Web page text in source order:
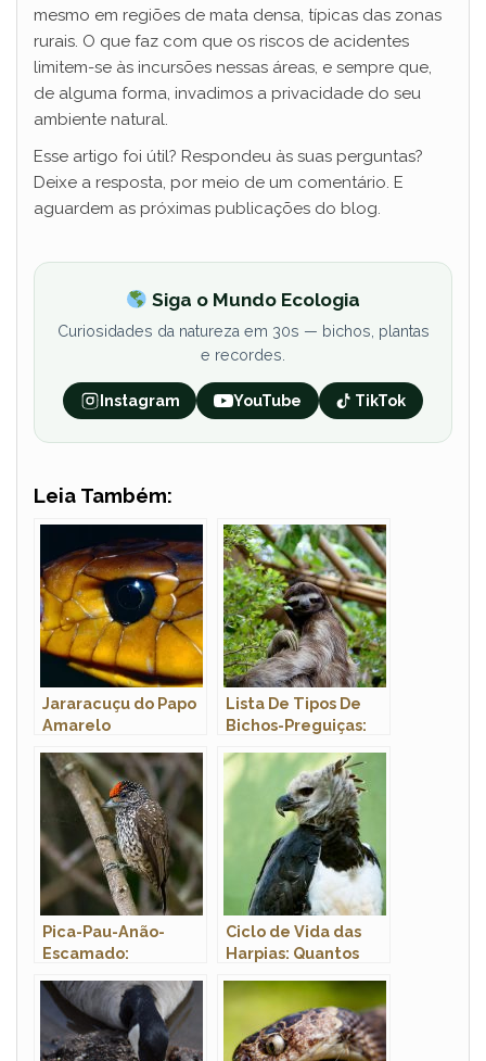
mesmo em regiões de mata densa, típicas das zonas
rurais. O que faz com que os riscos de acidentes
limitem-se às incursões nessas áreas, e sempre que,
de alguma forma, invadimos a privacidade do seu
ambiente natural.
Esse artigo foi útil? Respondeu às suas perguntas?
Deixe a resposta, por meio de um comentário. E
aguardem as próximas publicações do blog.
Siga o Mundo Ecologia
Curiosidades da natureza em 30s — bichos, plantas
e recordes.
Instagram YouTube TikTok
Leia Também:
Jararacuçu do Papo
Amarelo
Lista De Tipos De
Bichos-Preguiças:
Nomes E Fotos
Pica-Pau-Anão-
Escamado:
Habitat E Fotos
Ciclo de Vida das
Harpias: Quantos